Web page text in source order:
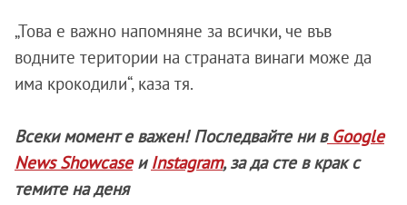
„Това е важно напомняне за всички, че във
водните територии на страната винаги може да
има крокодили“, каза тя.
Всеки момент е важен! Последвайте ни вGoogle
News Showcaseи Instagram, за да сте в крак с
темите на деня